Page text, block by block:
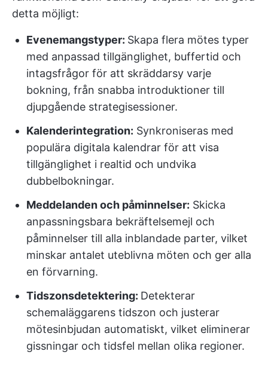
detta möjligt:
Evenemangstyper: Skapa flera mötes typer
med anpassad tillgänglighet, buffertid och
intagsfrågor för att skräddarsy varje
bokning, från snabba introduktioner till
djupgående strategisessioner.
Kalenderintegration: Synkroniseras med
populära digitala kalendrar för att visa
tillgänglighet i realtid och undvika
dubbelbokningar.
Meddelanden och påminnelser: Skicka
anpassningsbara bekräftelsemejl och
påminnelser till alla inblandade parter, vilket
minskar antalet uteblivna möten och ger alla
en förvarning.
Tidszonsdetektering: Detekterar
schemaläggarens tidszon och justerar
mötesinbjudan automatiskt, vilket eliminerar
gissningar och tidsfel mellan olika regioner.